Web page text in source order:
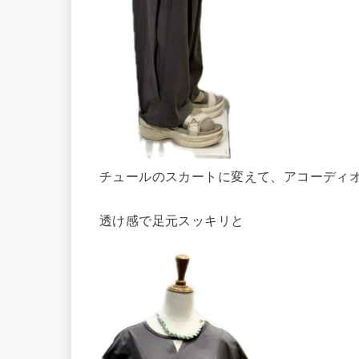
チュールのスカートに変えて、アコーディ
透け感で足元スッキリと